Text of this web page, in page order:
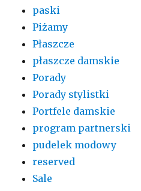
paski
Piżamy
Płaszcze
płaszcze damskie
Porady
Porady stylistki
Portfele damskie
program partnerski
pudelek modowy
reserved
Sale